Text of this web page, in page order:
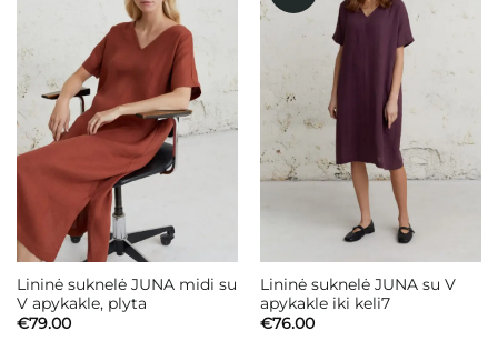
Mėgstamiausias
Lininė suknelė JUNA midi su
V apykakle, plyta
€79.00
Mėgstamiausias
Lininė suknelė JUNA su V
apykakle iki keli7
€76.00